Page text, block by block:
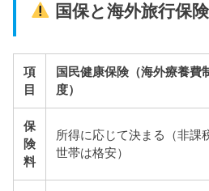
国保と海外旅行保
項
目
国民健康保険（海外療養費
度）
保
険
料
所得に応じて決まる（非課
世帯は格安）